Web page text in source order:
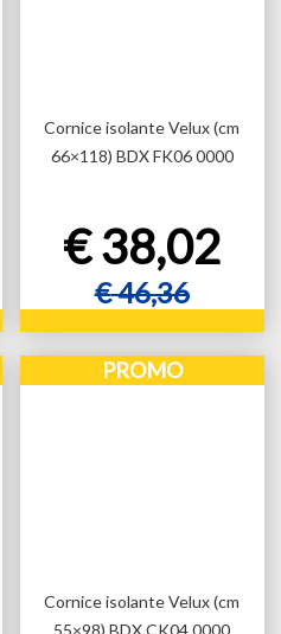
Cornice isolante Velux (cm
66×118) BDX FK06 0000
€38,02
€46,36
Aggiungi al carrello
Aggiungi al carrello
PROMO
Cornice isolante Velux (cm
55×98) BDX CK04 0000